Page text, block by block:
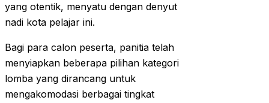
yang otentik, menyatu dengan denyut
nadi kota pelajar ini.
Bagi para calon peserta, panitia telah
menyiapkan beberapa pilihan kategori
lomba yang dirancang untuk
mengakomodasi berbagai tingkat